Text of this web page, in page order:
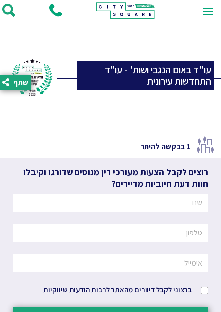
עו"ד באום הנגבי ושות' - עו"ד
התחדשות עירונית
שתף
1בבקשה להיתר
רוצים לקבל הצעות מעורכי דין מנוסים שדורגו וקיבלו
חוות דעת חיוביות מדיירים?
ברצוני לקבל דיוורים מהאתר לרבות הודעות שיווקיות